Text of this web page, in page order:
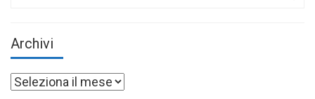
Archivi
Archivi